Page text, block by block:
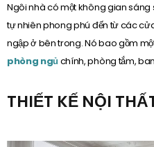
Ngôi nhà có một không gian sáng
tự nhiên phong phú đến từ các
ngập ở bên trong. Nó bao gồm
phòng ngủ chính, phòng tắm,
THIẾT KẾ NỘI